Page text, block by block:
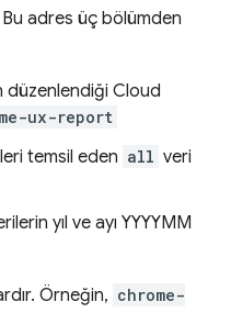
adres üç bölümden
düzenlendiği Cloud
ux-report
temsil eden all veri
yıl ve ayı YYYYMM
Örneğin, chrome-